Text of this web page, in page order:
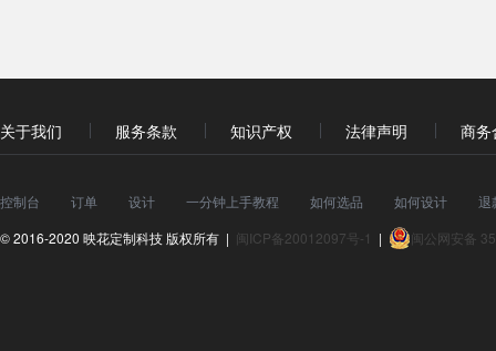
关于我们 服务条款 知识产权 法律声明 商务
控制台 订单 设计 一分钟上手教程 如何选品 如何设计
退
© 2016-2020 映花定制科技 版权所有 | 闽ICP备20012097号-1 | 闽公网安备